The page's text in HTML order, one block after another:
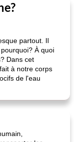
partout. Il
À quoi
Dans cet
à notre corps
de l'eau